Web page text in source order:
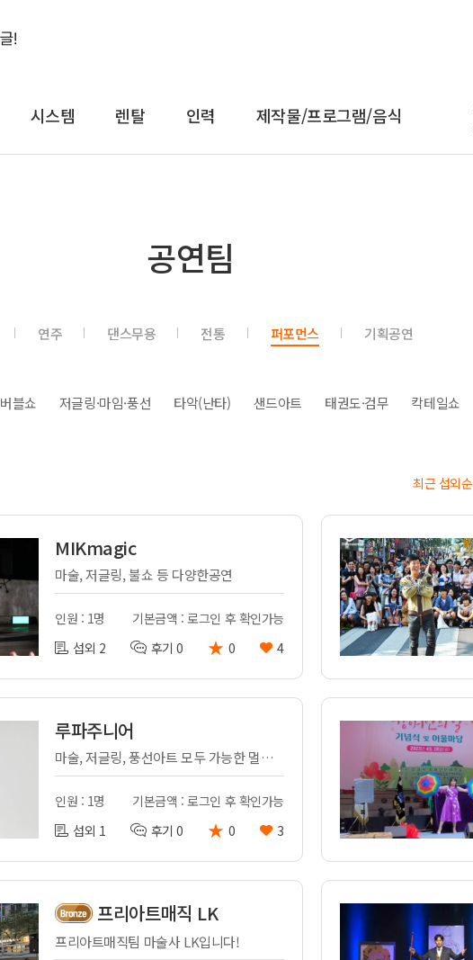
시스템 렌탈 인력 제작물/프로그램/음식
음향
트러스
전시부스
공연팀
연주 댄스무용 전통 퍼포먼스 기획공연
버블쇼 저글링·마임·풍선 타악(난타) 샌드아트 태권도·검무 칵테일쇼
최근 섭외순
MIKmagic
마술, 저글링, 불쇼 등 다양한공연
인원 : 1명
기본금액 : 로그인 후 확인가능
섭외 2
후기 0 ★ 0 4
루파주니어
마술, 저글링, 풍선아트 모두 가능한 멀티엔터테이너 루파주니어 공연팀입니다!
인원 : 1명
기본금액 : 로그인 후 확인가능
섭외 1
후기 0 ★ 0 3
프리아트매직 LK
프리아트매직팀 마술사 LK입니다!